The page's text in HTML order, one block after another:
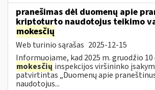
pranešimas dėl duomenų apie
kriptoturto naudotojus teikimo
mokesčių
Web turinio sąrašas 2025-12-15
Informuojame, kad 2025 m. gruodžio 10
mokesčių inspekcijos viršininko
patvirtintas „Duomenų apie
naudotojus...